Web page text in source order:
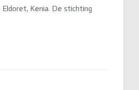
Kenia. De stichting